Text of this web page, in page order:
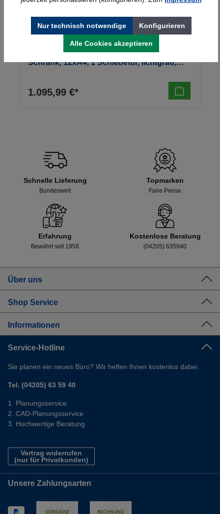
Kerkmann Prospekt- u. Zeitschriften-
Schrank, 12xA4, 1 Schiebetür, lichtgrau,
1.095,99 €*
Schnelle Lieferung
Bundesweit
Topmarken
Faire Preise
Erfahrung
Bewährt seit 1958
Kostenlose Beratung
(04205) 635940
Über uns
Shop Service
Informationen
Service-Hotline
Sie planen ein neues Büro? Wir helfen Ihnen kostenlos dabei.
Tel. (04205) 63 59 40
Planungsservice
CAD-Planungsservice
Hochwertige Beratung
Vertrag widerrufen
(nur für Privatkunden)
Unsere Zahlungsarten
Nur technisch notwendige Konfigurieren
Alle Cookies akzeptieren